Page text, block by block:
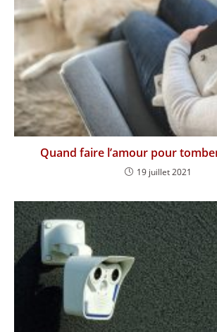
Quand faire l’amour pour
19 juillet 2021